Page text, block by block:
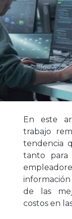
En este
trabajo
tendencia
tanto para
de las
costos en